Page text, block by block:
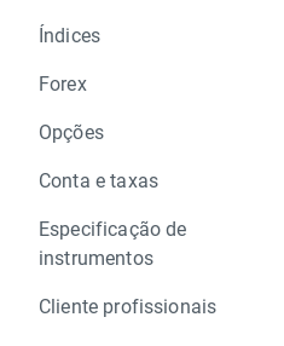
Índices
Forex
Opções
Conta e taxas
Especificação de
instrumentos
Cliente profissionais